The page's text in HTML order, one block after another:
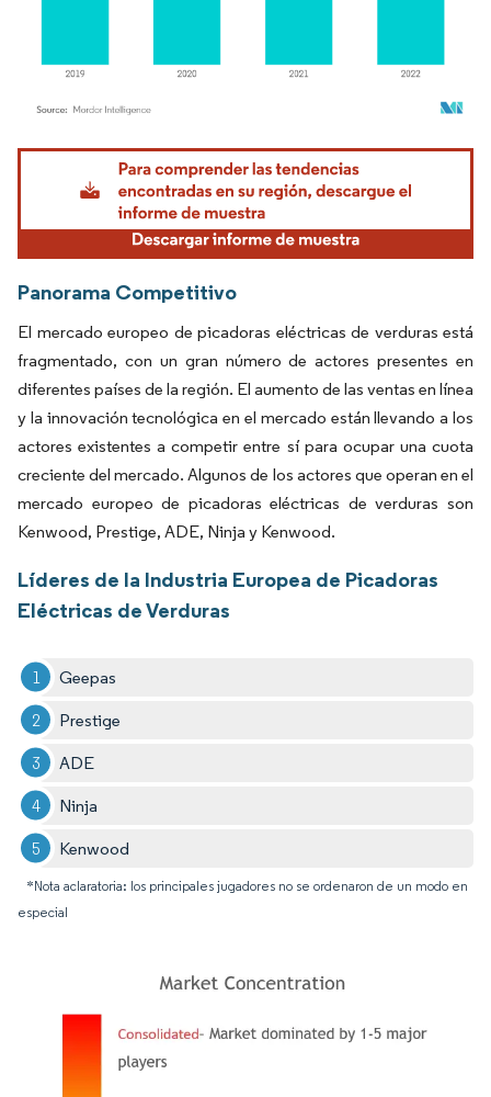
Imagen © Mordor Intelligence. El uso requiere atribución según CC BY 4.0.
Panorama Competitivo
El mercado europeo de picadoras eléctricas de verduras está
fragmentado, con un gran número de actores presentes en
diferentes países de la región. El aumento de las ventas en línea
y la innovación tecnológica en el mercado están llevando a los
actores existentes a competir entre sí para ocupar una cuota
creciente del mercado. Algunos de los actores que operan en el
mercado europeo de picadoras eléctricas de verduras son
Kenwood, Prestige, ADE, Ninja y Kenwood.
Líderes de la Industria Europea de Picadoras
Eléctricas de Verduras
Geepas
Prestige
ADE
Ninja
Kenwood
*Nota aclaratoria: los principales jugadores no se ordenaron de un modo en
especial